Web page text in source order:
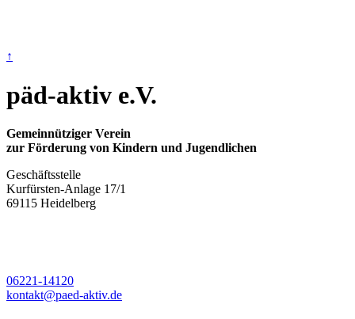
↑
päd-aktiv e.V.
Gemeinnütziger Verein
zur Förderung von Kindern und Jugendlichen
Geschäftsstelle
Kurfürsten-Anlage 17/1
69115 Heidelberg
06221-14120
kontakt@paed-aktiv.de